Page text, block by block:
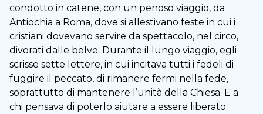
condotto in catene, con un penoso viaggio, da
Antiochia a Roma, dove si allestivano feste in cui i
cristiani dovevano servire da spettacolo, nel circo,
divorati dalle belve. Durante il lungo viaggio, egli
scrisse sette lettere, in cui incitava tutti i fedeli di
fuggire il peccato, di rimanere fermi nella fede,
soprattutto di mantenere l’unità della Chiesa. E a
chi pensava di poterlo aiutare a essere liberato